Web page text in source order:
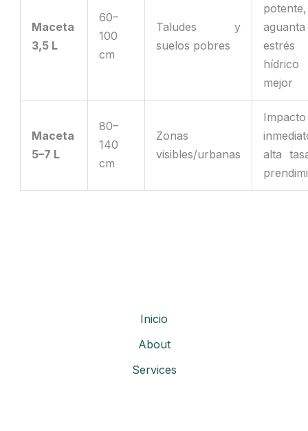
Maceta
3,5 L
60–
100
cm
Taludes y
suelos pobres
potente,
aguanta
estrés
hídrico
mejor
Maceta
5–7 L
80–
140
cm
Zonas
visibles/urbanas
Impacto
alta
Inicio
About
Services